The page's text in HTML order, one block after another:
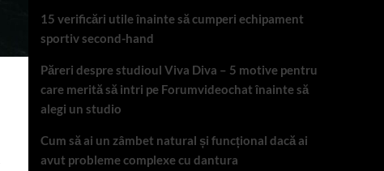
15 verificări utile înainte să cumperi echipament
sportiv second-hand
Păreri despre studioul Viva Diva – 5 motive pentru
care merită să intri pe Forumvideochat înainte să
alegi un studio
Cum să ai un zâmbet natural și funcțional dacă ai
avut probleme complexe cu dantura